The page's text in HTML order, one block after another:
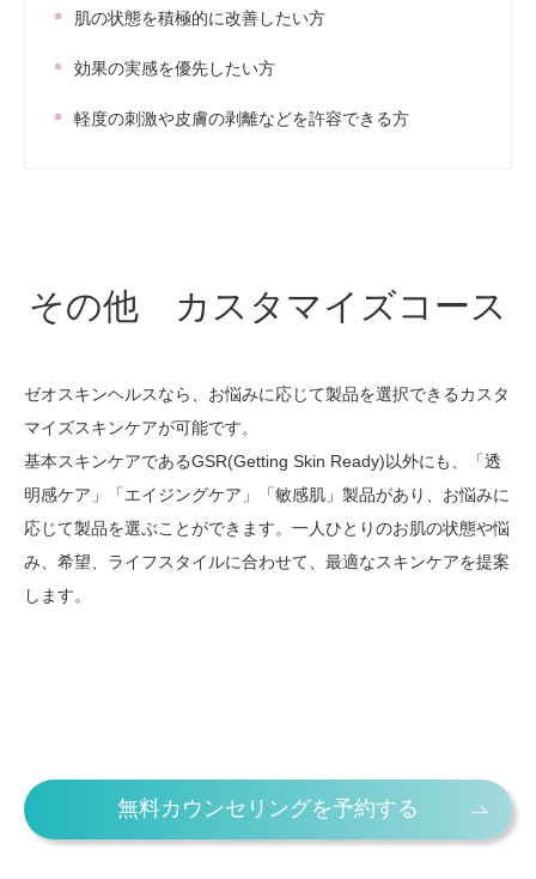
肌の状態を積極的に改善したい方
効果の実感を優先したい方
軽度の刺激や皮膚の剥離などを許容できる方
その他 カスタマイズコース
ゼオスキンヘルスなら、お悩みに応じて製品を選択できるカスタ
マイズスキンケアが可能です。
基本スキンケアであるGSR(Getting Skin Ready)以外にも、「透
明感ケア」「エイジングケア」「敏感肌」製品があり、お悩みに
応じて製品を選ぶことができます。一人ひとりのお肌の状態や悩
み、希望、ライフスタイルに合わせて、最適なスキンケアを提案
します。
無料カウンセリングを予約する